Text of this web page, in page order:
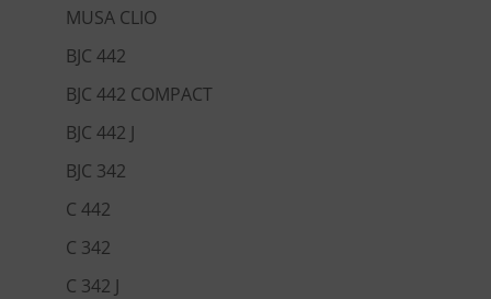
MUSA CLIO
BJC 442
BJC 442 COMPACT
BJC 442 J
BJC 342
C 442
C 342
C 342 J